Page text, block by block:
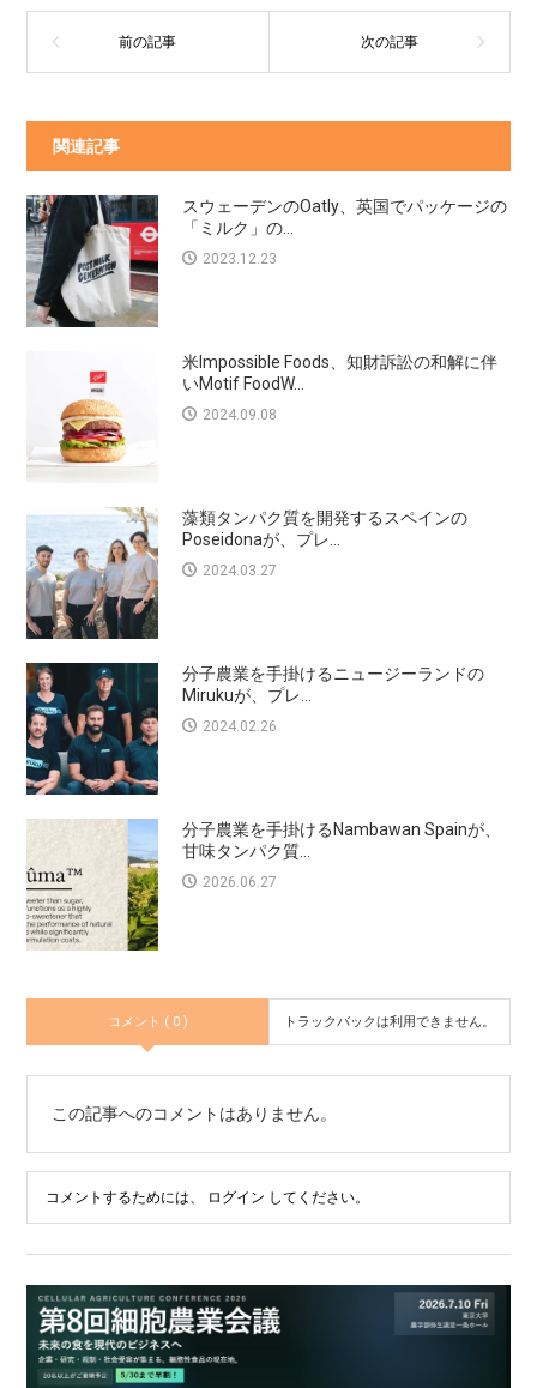
関連記事
スウェーデンのOatly、英国でパッケージの
「ミルク」の...
2023.12.23
米Impossible Foods、知財訴訟の和解に伴
いMotif FoodW...
2024.09.08
藻類タンパク質を開発するスペインの
Poseidonaが、プレ...
2024.03.27
分子農業を手掛けるニュージーランドの
Mirukuが、プレ...
2024.02.26
分子農業を手掛けるNambawan Spainが、
甘味タンパク質...
2026.06.27
コメント ( 0 ) トラックバックは利用できません。
この記事へのコメントはありません。
コメントするためには、 ログイン してください。